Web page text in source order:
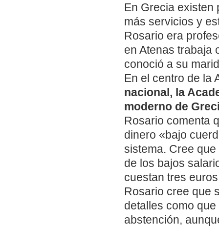
En Grecia existen
más servicios y
Rosario era
en Atenas trabaja
conoció a su
En el centro de la
nacional, la
moderno de
Rosario comenta
dinero «bajo
sistema. Cree
de los bajos
cuestan tres
Rosario cree que
detalles como
abstención,